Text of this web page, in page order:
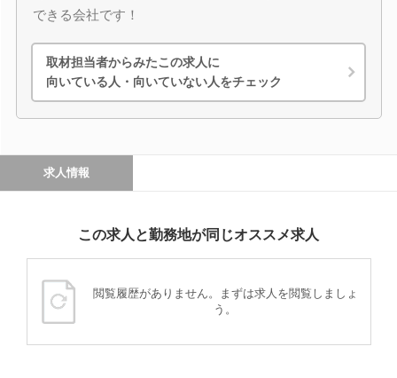
できる会社です！
取材担当者からみたこの求人に
向いている人・向いていない人をチェック
求人情報
この求人と勤務地が同じオススメ求人
閲覧履歴がありません。まずは求人を閲覧しましょ
う。